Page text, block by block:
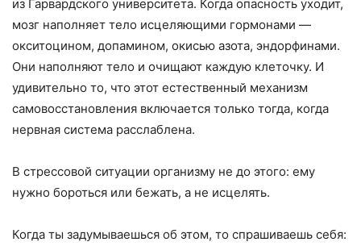
из Гарвардского университета. Когда опасность уходит,
мозг наполняет тело исцеляющими гормонами —
окситоцином, допамином, окисью азота, эндорфинами.
Они наполняют тело и очищают каждую клеточку. И
удивительно то, что этот естественный механизм
самовосстановления включается только тогда, когда
нервная система расслаблена.
В стрессовой ситуации организму не до этого: ему
нужно бороться или бежать, а не исцелять.
Когда ты задумываешься об этом, то спрашиваешь себя: